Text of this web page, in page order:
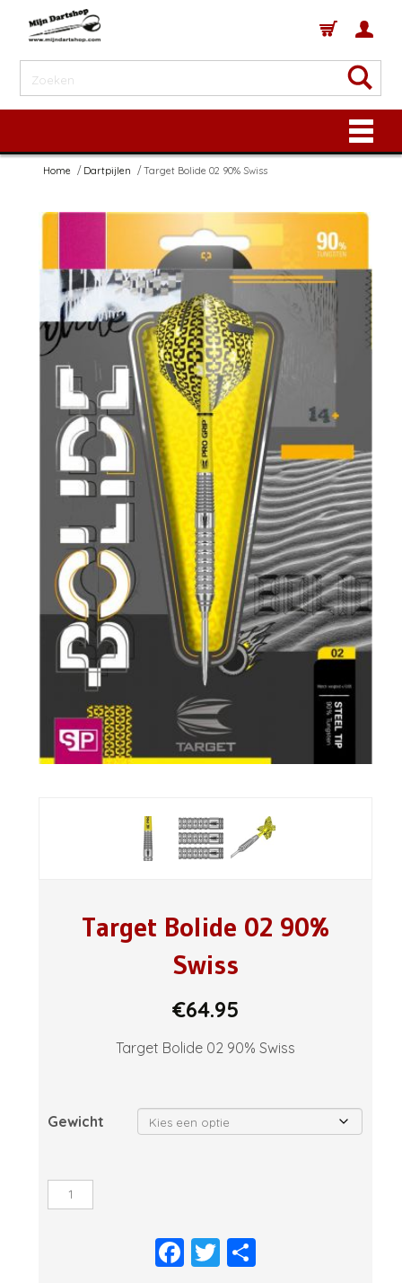
Home Dartpijlen Target Bolide 02 90% Swiss
Target Bolide 02 90%
Swiss
€64.95
Target Bolide 02 90% Swiss
Gewicht
Target
Bolide
Facebook
Twitter